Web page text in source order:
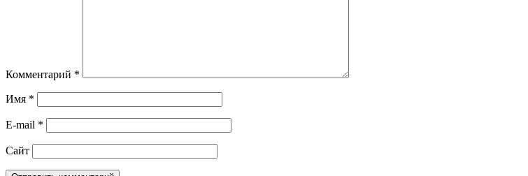
Комментарий *
Имя *
E-mail *
Сайт